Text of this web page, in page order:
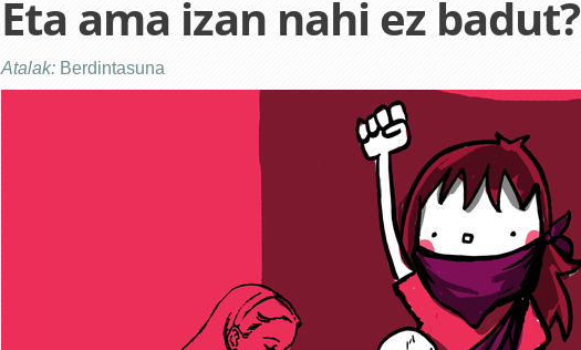
Eta ama izan nahi ez badut?
Atalak: Berdintasuna